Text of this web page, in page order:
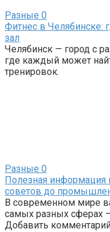
Разные 0
Фитнес в Челябинске:
зал
Челябинск — город с
где каждый может
тренировок.
Разные 0
Полезная
советов до
В современном мире
самых разных сферах
Добавить